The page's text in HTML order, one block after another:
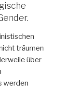
träumen
über
werden